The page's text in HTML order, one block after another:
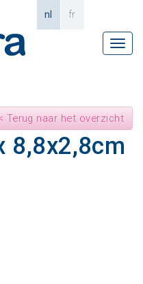
nl fr
Terug naar het overzicht
8,8x2,8cm